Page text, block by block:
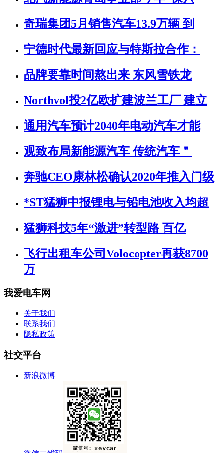
奇瑞集团5月销售汽车13.9万辆 到
宁德时代最新回应与特斯拉合作：
品牌要靠时间熬出来 东风雪铁龙
Northvol投2亿欧扩建波兰工厂 建立
通用汽车预计2040年电动汽车才能
观致布局新能源汽车 传统汽车＂
奔驰CEO康林松确认2020年推入门级
*ST猛狮中报锂电与铅电池收入均超
猛狮科技5年“激进”转型路 百亿
飞行出租车公司Volocopter再获8700
万
我爱电车网
关于我们
联系我们
隐私政策
社交平台
新浪微博